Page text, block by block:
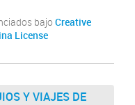
bajo Creative
License
Y VIAJES DE